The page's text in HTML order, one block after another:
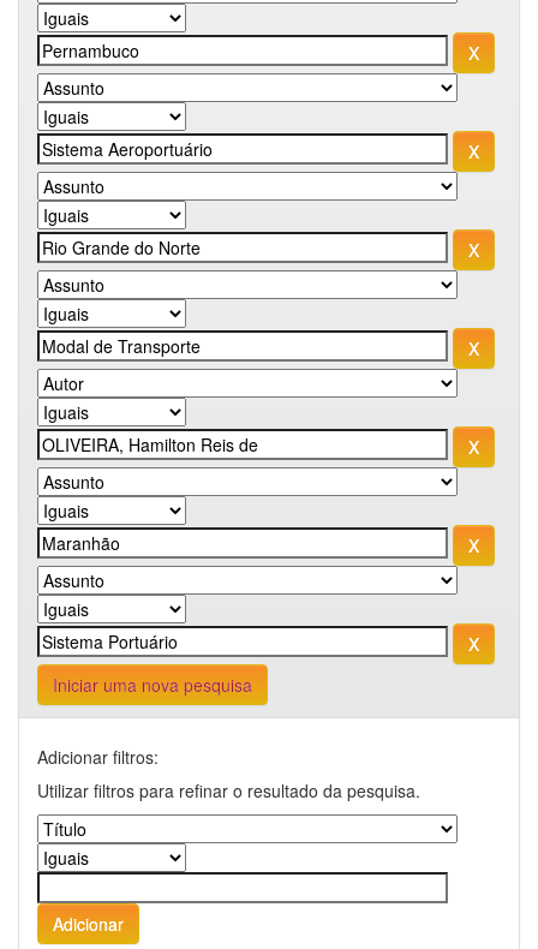
Iniciar uma nova pesquisa
Adicionar filtros:
Utilizar filtros para refinar o resultado da pesquisa.